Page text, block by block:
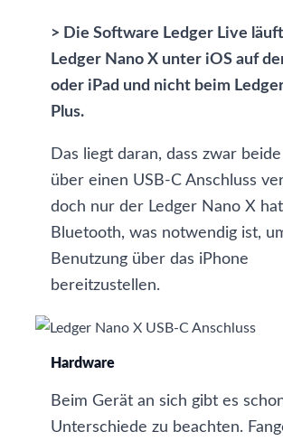
> Die Software Ledger Live
Ledger Nano X unter iOS auf
oder iPad und nicht beim
Plus.
Das liegt daran, dass zwar
über einen USB-C Anschluss
doch nur der Ledger Nano X hat
Bluetooth, was notwendig ist,
Benutzung über das iPhone
bereitzustellen.
Hardware
Beim Gerät an sich gibt es
Unterschiede zu beachten.